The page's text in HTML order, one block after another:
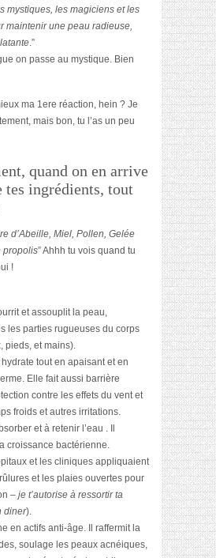
mystiques, les magiciens et les
maintenir une peau radieuse,
.”
on passe au mystique. Bien
ma 1ere réaction, hein ? Je
mais bon, tu l’as un peu
quand on en arrive
tes ingrédients, tout
d’Abeille, Miel, Pollen, Gelée
propolis” Ahhh tu vois quand tu
!
et assouplit la peau,
les parties rugueuses du corps
pieds, et mains).
hydrate tout en apaisant et en
Elle fait aussi barrière
contre les effets du vent et
froids et autres irritations.
et à retenir l’eau . Il
croissance bactérienne.
et les cliniques appliquaient
et les plaies ouvertes pour
– je t’autorise à ressortir ta
diner).
en actifs anti-âge. Il raffermit la
soulage les peaux acnéiques,